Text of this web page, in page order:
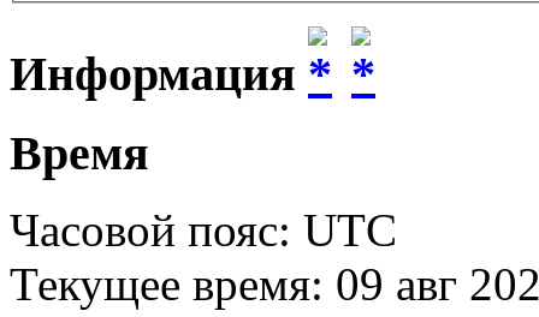
Информация
Время
Часовой пояс: UTC
Текущее время: 09 авг